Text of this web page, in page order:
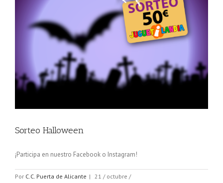
Sorteo Halloween
¡Participa en nuestro Facebook o Instagram!
Por C.C. Puerta de Alicante | 21 / octubre /